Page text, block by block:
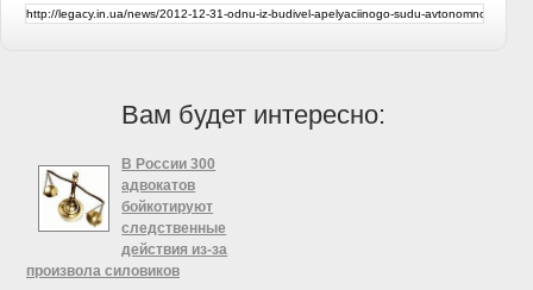
Вам будет интересно:
В России 300
адвокатов
бойкотируют
следственные
действия из-за
произвола силовиков